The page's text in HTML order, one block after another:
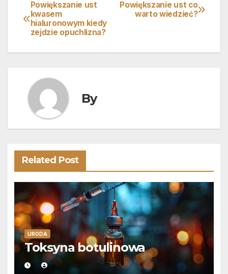
Nawigacja
wpisu
Powiększanie ust co
warto wiedzieć?
Powiększanie ust
kwasem
hialuronowym kiedy
zejdzie opuchlizna?
By
Related Post
URODA
Toksyna botulinowa